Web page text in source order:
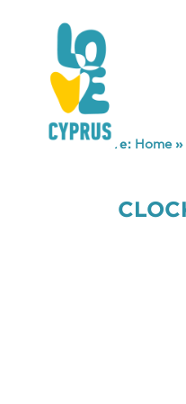
You are here: Home»